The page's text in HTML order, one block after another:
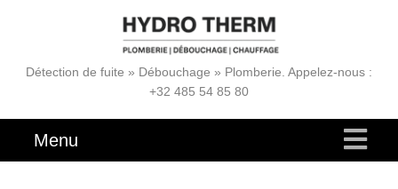
Détection de fuite » Débouchage » Plomberie. Appelez-nous :
+32 485 54 85 80
Menu